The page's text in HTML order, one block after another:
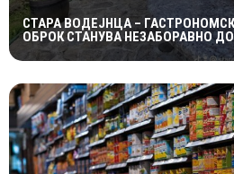
СТАРА ВОДЕЈНЦА –
ОБРОК СТАНУВА НЕЗАБОРАВНО